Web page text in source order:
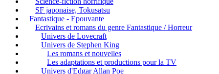
SF japonaise, Tokusatsu
Fantastique - Epouvante
Ecrivains et romans du genre Fantastique / Horreur
Univers de Lovecraft
Univers de Stephen King
Les romans et nouvelles
Les adaptations et productions pour la TV
Univers d'Edgar Allan Poe